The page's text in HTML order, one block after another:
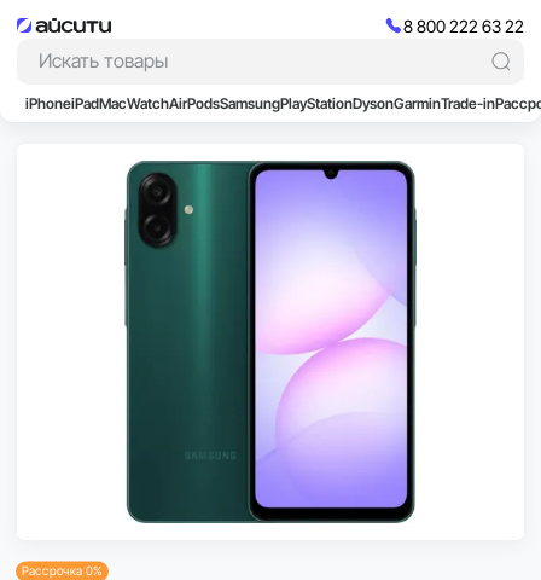
8 800 222 63 22
iPhoneiPadMacWatchAirPodsSamsungPlayStationDysonGarminTrade-in
Рассрочка 0%